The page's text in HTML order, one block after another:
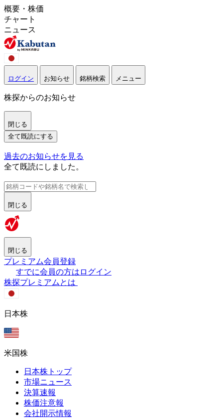
概要・株価
チャート
ニュース
ログイン お知らせ 銘柄検索 メニュー
株探からのお知らせ
閉じる
全て既読にする
過去のお知らせを見る
全て既読にしました。
閉じる
閉じる
プレミアム会員登録
すでに会員の方はログイン
株探プレミアムとは
日本株
米国株
日本株トップ
市場ニュース
決算速報
株価注意報
会社開示情報